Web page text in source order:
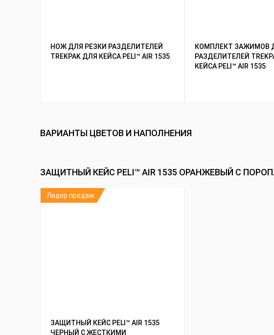
НОЖ ДЛЯ РЕЗКИ РАЗДЕЛИТЕЛЕЙ
TREKPAK ДЛЯ КЕЙСА PELI™ AIR 1535
КОМПЛЕКТ ЗАЖИМОВ
РАЗДЕЛИТЕЛЕЙ
КЕЙСА PELI™ AIR 1535
ВАРИАНТЫ ЦВЕТОВ И НАПОЛНЕНИЯ
ЗАЩИТНЫЙ КЕЙС PELI™ AIR 1535 ОРАНЖЕВЫЙ С
ЗАЩИТНЫЙ КЕЙС PELI™ AIR 1535
ЧЕРНЫЙ С ЖЕСТКИМИ
Лидер продаж